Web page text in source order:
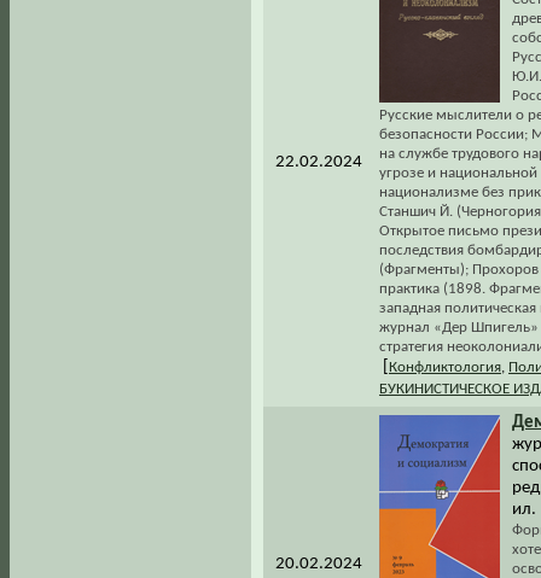
22.02.2024
Ю.И.
Русские мыслители о
безопасности России;
на службе трудового
угрозе и
национализме без
Станшич Й.
Открытое письмо
последствия
(Фрагменты);
практика (1898.
западная
журнал «Дер Шпигель»
стратегия
Конфликтология
БУКИНИСТИЧЕСКОЕ
20.02.2024
ил.